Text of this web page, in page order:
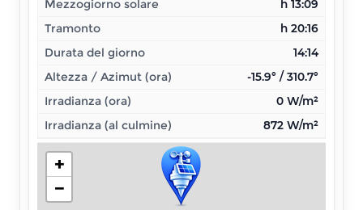
Mezzogiorno solare
h 13:09
Tramonto
h 20:16
Durata del giorno
14:14
Altezza / Azimut (ora)
-15.9° / 310.7°
Irradianza (ora)
0 W/m²
Irradianza (al culmine)
872 W/m²
+
−